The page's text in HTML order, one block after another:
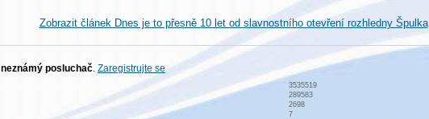
Zobrazit článek Dnes je to přesně 10 let od slavnostního otevření rozhledny Špulka
neznámý posluchač. Zaregistrujte se
3535519
289583
2698
7